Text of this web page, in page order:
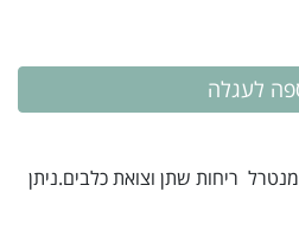
מנטרל ריחות שתן וצואת כלבים.ניתן